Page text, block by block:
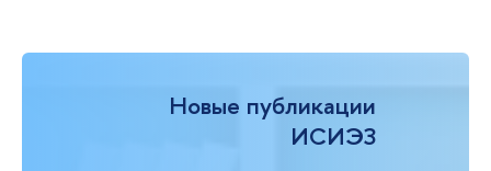
Новые публикации
ИСИЭЗ